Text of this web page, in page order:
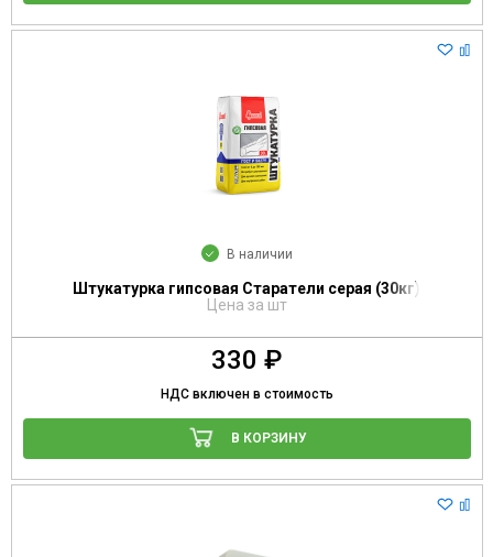
В наличии
Штукатурка гипсовая Старатели серая (30кг)
Цена за шт
330 ₽
НДС включен в стоимость
В КОРЗИНУ